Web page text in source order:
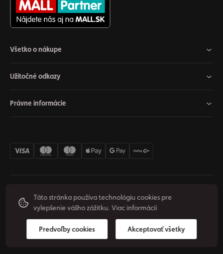
Všetko o nákupe
Užitočné odkazy
Právne informácie
© 2026 Origos Group, s. r. o. - SK. Všetky práva vyhradené.
Nastavenia cookies Odstúpiť od zmluvy
Súkromie
Podmienky používania
Táto stránka používa technológiu cookies pre
vylepšenie vášho zážitku.Viac informácií
Predvoľby cookies Akceptovať všetky